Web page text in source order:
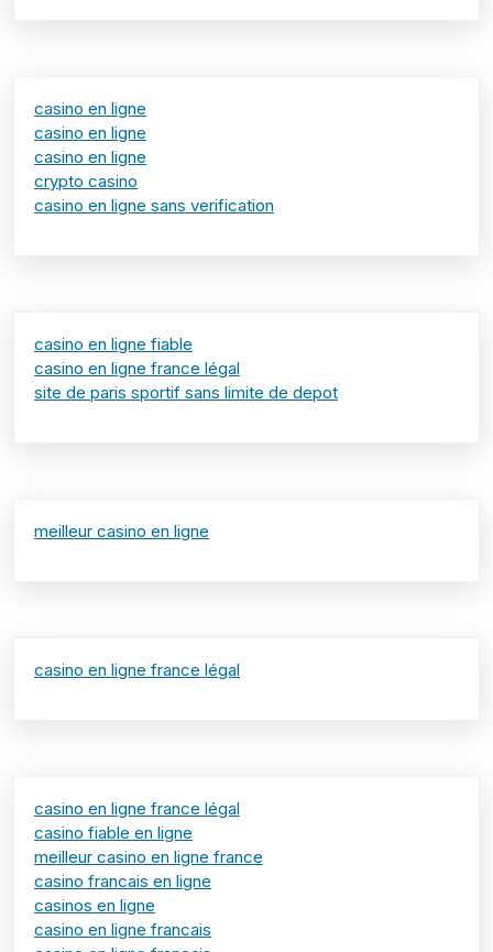
casino en ligne
casino en ligne
casino en ligne
crypto casino
casino en ligne sans verification
casino en ligne fiable
casino en ligne france légal
site de paris sportif sans limite de depot
meilleur casino en ligne
casino en ligne france légal
casino en ligne france légal
casino fiable en ligne
meilleur casino en ligne france
casino francais en ligne
casinos en ligne
casino en ligne francais